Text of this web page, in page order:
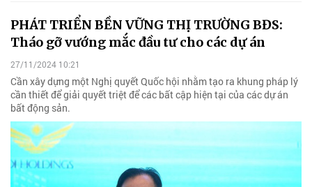
PHÁT TRIỂN BỀN VỮNG THỊ TRƯỜNG BĐS:
Tháo gỡ vướng mắc đầu tư cho các dự án
27/11/2024 10:21
Cần xây dựng một Nghị quyết Quốc hội nhằm tạo ra khung pháp lý
cần thiết để giải quyết triệt để các bất cập hiện tại của các dự án
bất động sản.